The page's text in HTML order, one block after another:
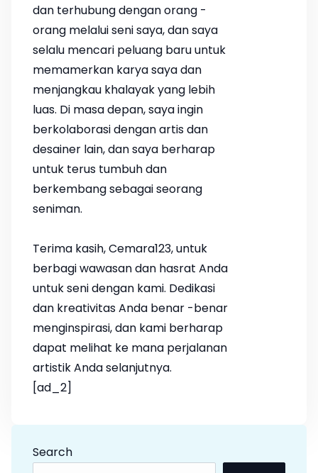
dan terhubung dengan orang -
orang melalui seni saya, dan saya
selalu mencari peluang baru untuk
memamerkan karya saya dan
menjangkau khalayak yang lebih
luas. Di masa depan, saya ingin
berkolaborasi dengan artis dan
desainer lain, dan saya berharap
untuk terus tumbuh dan
berkembang sebagai seorang
seniman.
Terima kasih, Cemara123, untuk
berbagi wawasan dan hasrat Anda
untuk seni dengan kami. Dedikasi
dan kreativitas Anda benar -benar
menginspirasi, dan kami berharap
dapat melihat ke mana perjalanan
artistik Anda selanjutnya.
[ad_2]
Search